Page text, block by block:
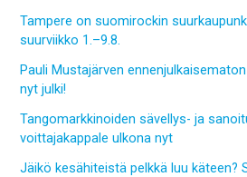
Tampere on suomirockin
suurviikko 1.–9.8.
Pauli Mustajärven
nyt julki!
Tangomarkkinoiden sävellys- ja
voittajakappale ulkona nyt
Jäikö kesähiteistä pelkkä luu käteen?